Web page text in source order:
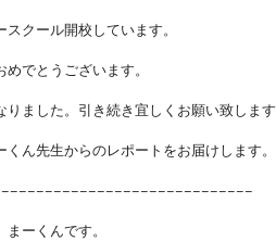
クール開校しています。
でとうございます。
りました。引き続き宜しくお願い致しま
くん先生からのレポートをお届けします。
ーくんです。